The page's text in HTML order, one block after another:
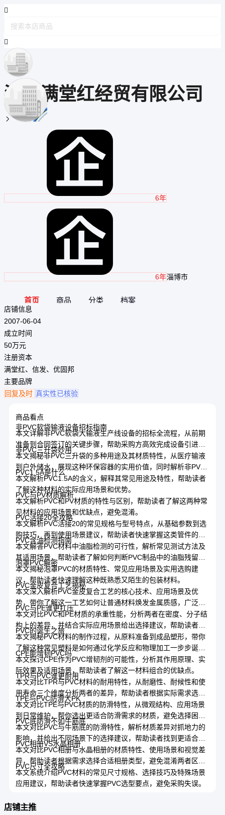
淄博满堂红经贸有限公司

6年
6年淄博市
首页 商品 分类 档案
店铺信息
2007-06-04
成立时间
50万元
注册资本
满堂红、信发、优固邦
主要品牌
回复及时 真实性已核验
商品看点
非PVC软袋输液设备招标指南
本文详解非PVC软袋大输液生产线设备的招标全流程，从前期
准备到合同签订的关键步骤，帮助采购方高效完成设备引进，
避开常见误区。
非PVC三升袋妙用
本文揭秘非PVC三升袋的多种用途及其材质特性，从医疗输液
到户外储水，展现这种环保容器的实用价值，同时解析非PVC
软袋与传统材料的区别。
PVC1.5A是什么
本文解析PVC1.5A的含义，解释其常见用途及特性，帮助读者
了解这种材料的实际应用场景和优势。
PVC与PV材质解析
本文解析PVC和PV材质的特性与区别，帮助读者了解这两种常
见材料的应用场景和优缺点，避免混淆。
PVC活接20全攻略
本文解析PVC活接20的常见规格与型号特点，从基础参数到选
购技巧，再到使用场景建议，帮助读者快速掌握这类管件的核
心知识。
PVC含油检测指南
本文解答PVC材料中油脂检测的可行性，解析常见测试方法及
其适用场景，帮助读者了解如何判断PVC制品中的油脂残留问
题。
泡罩PVC解密
本文揭秘泡罩PVC的材质特性、常见应用场景及实用选购建
议，帮助读者快速理解这种既熟悉又陌生的包装材料。
PVC金皮复合工艺揭秘
本文深入解析PVC金皮复合工艺的核心技术、应用场景及优
势，带你了解这一工艺如何让普通材料焕发金属质感，广泛应
用于家居、装饰等领域。
PVC与PE谁更扛压
本文对比PVC和PE材质的承重性能，分析两者在密度、分子结
构上的差异，并结合实际应用场景给出选择建议，帮助读者根
据需求合理选材。
PVC的诞生之旅
本文揭秘PVC材料的制作过程，从原料准备到成品塑形，带你
了解这种常见塑料是如何通过化学反应和物理加工一步步诞生
的。
CPE能增韧PVC吗
本文探讨CPE作为PVC增韧剂的可能性，分析其作用原理、实
际效果及适用场景，帮助读者了解这一材料组合的优缺点。
TPR与PVC谁更耐用
本文对比TPR与PVC材料的耐用特性，从耐磨性、耐候性和使
用寿命三个维度分析两者的差异，帮助读者根据实际需求选择
合适的材料。
TPE与PVC防滑大PK
本文对比TPE与PVC材质的防滑特性，从微观结构、应用场景
到日常维护，帮你选出更适合防滑需求的材质，避免选择困难
症。
PVC底防滑不如牛筋底
本文对比PVC与牛筋底的防滑特性，解析材质差异对抓地力的
影响，并给出不同场景下的选择建议，帮助读者找到更适合自
己的鞋底材质。
PVC相册VS水晶相册
本文对比PVC相册与水晶相册的材质特性、使用场景和视觉差
异，帮助读者根据需求选择合适相册类型，避免混淆两者区
别。
PVC尺寸全攻略
本文系统介绍PVC材料的常见尺寸规格、选择技巧及特殊场景
应用建议，帮助读者快速掌握PVC选型要点，避免采购失误。
店铺主推